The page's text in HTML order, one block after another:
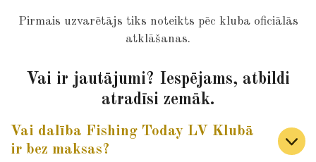
Pirmais uzvarētājs tiks noteikts pēc kluba oficiālās
atklāšanas.
Vai ir jautājumi? Iespējams, atbildi
atradīsi zemāk.
Vai dalība Fishing Today LV Klubā
ir bez maksas?